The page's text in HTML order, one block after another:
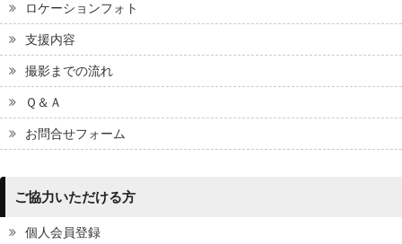
ロケーションフォト
支援内容
撮影までの流れ
Ｑ＆Ａ
お問合せフォーム
ご協力いただける方
個人会員登録